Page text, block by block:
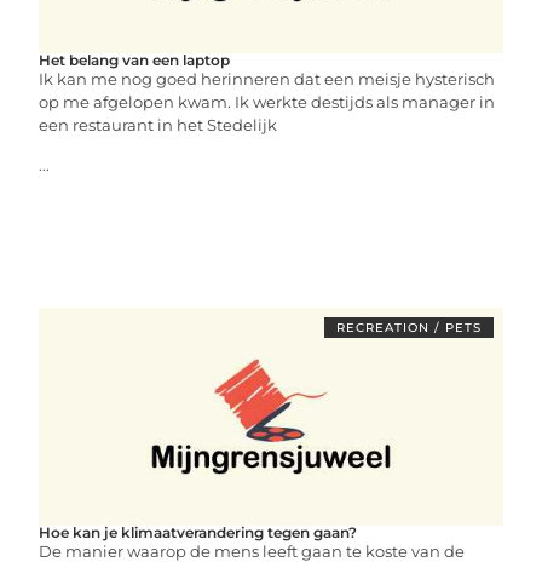
Het belang van een laptop
Ik kan me nog goed herinneren dat een meisje hysterisch
op me afgelopen kwam. Ik werkte destijds als manager in
een restaurant in het Stedelijk
...
RECREATION / PETS
Hoe kan je klimaatverandering tegen gaan?
De manier waarop de mens leeft gaan te koste van de